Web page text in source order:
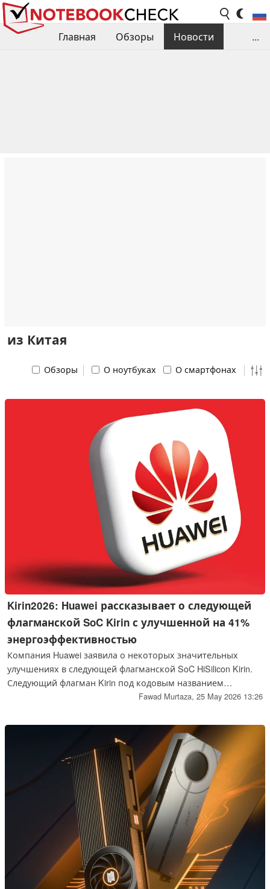
Главная Обзоры
Новости
...
из Китая
Обзоры О ноутбуках О смартфонах
Kirin2026: Huawei рассказывает о следующей
флагманской SoC Kirin с улучшенной на 41%
энергоэффективностью
Компания Huawei заявила о некоторых значительных
улучшениях в следующей флагманской SoC HiSilicon Kirin.
Следующий флагман Kirin под кодовым названием
"Kirin2026", как сообщается, использует технологию Huawei
максимальной частоты ускорения и более чем 40%-ного
увеличения энергоэффективности.
Fawad Murtaza, 25 May 2026 13:26